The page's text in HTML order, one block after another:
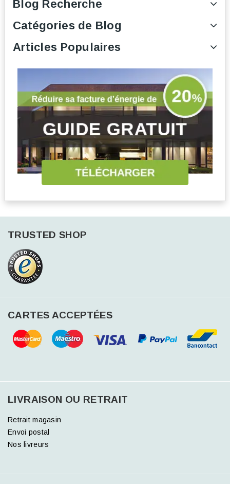
Blog Recherche
Catégories de Blog
Articles Populaires
TRUSTED SHOP
CARTES ACCEPTÉES
LIVRAISON OU RETRAIT
Retrait magasin
Envoi postal
Nos livreurs